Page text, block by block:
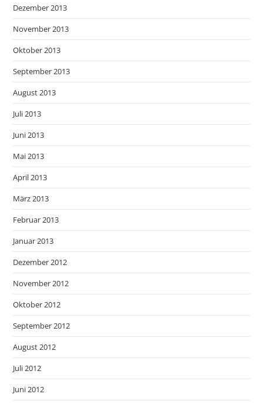
Dezember 2013
November 2013
Oktober 2013
September 2013
August 2013
Juli 2013
Juni 2013
Mai 2013
April 2013
März 2013
Februar 2013
Januar 2013
Dezember 2012
November 2012
Oktober 2012
September 2012
August 2012
Juli 2012
Juni 2012